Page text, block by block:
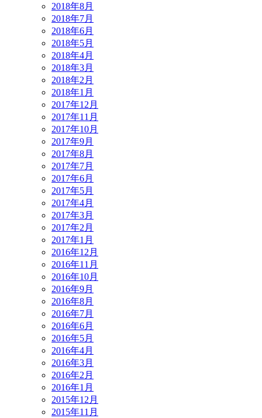
2018年8月
2018年7月
2018年6月
2018年5月
2018年4月
2018年3月
2018年2月
2018年1月
2017年12月
2017年11月
2017年10月
2017年9月
2017年8月
2017年7月
2017年6月
2017年5月
2017年4月
2017年3月
2017年2月
2017年1月
2016年12月
2016年11月
2016年10月
2016年9月
2016年8月
2016年7月
2016年6月
2016年5月
2016年4月
2016年3月
2016年2月
2016年1月
2015年12月
2015年11月